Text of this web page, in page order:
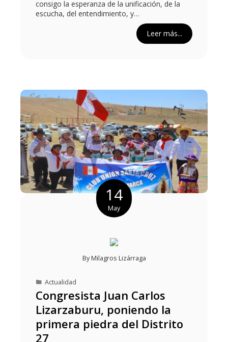
consigo la esperanza de la unificación, de la
escucha, del entendimiento, y…
Leer más...
14
May
ByMilagros Lizárraga
Actualidad
Congresista Juan Carlos
Lizarzaburu, poniendo la
primera piedra del Distrito
27